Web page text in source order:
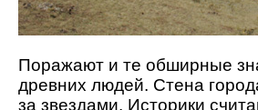
Поражают и те обширные
древних людей. Стена
за звездами. Историки